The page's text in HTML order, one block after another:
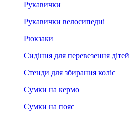
Рукавички
Рукавички велосипедні
Рюкзаки
Сидіння для перевезення дітей
Стенди для збирання коліс
Сумки на кермо
Сумки на пояс